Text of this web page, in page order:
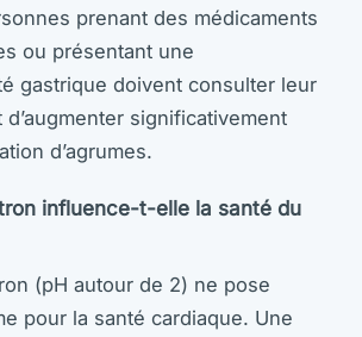
prenant des médicaments
ou présentant une
gastrique doivent consulter leur
d’augmenter significativement
d’agrumes.
influence-t-elle la santé du
(pH autour de 2) ne pose
pour la santé cardiaque. Une